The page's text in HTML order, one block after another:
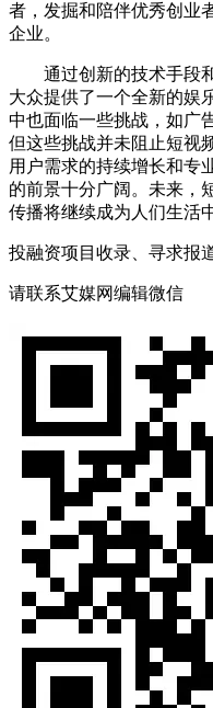
者，发掘和陪伴优秀创业
企业。
通过创新的技术手段和
大众提供了一个全新的娱
中也面临一些挑战，如广
但这些挑战并未阻止短视
用户需求的持续增长和专
的前景十分广阔。未来，
传播将继续成为人们生活
投融资项目收录、寻求报
请联系艾媒网编辑微信